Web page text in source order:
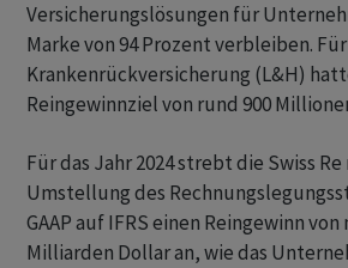
Versicherungslösungen für
Marke von 94 Prozent verbleiben.
Krankenrückversicherung (L&H)
Reingewinnziel von rund 900
Für das Jahr 2024 strebt die Swiss
Umstellung des
GAAP auf IFRS einen Reingewinn von
Milliarden Dollar an, wie das